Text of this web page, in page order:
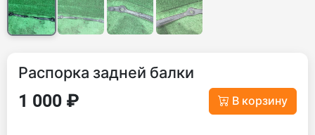
Распорка задней балки
1 000 ₽ В корзину